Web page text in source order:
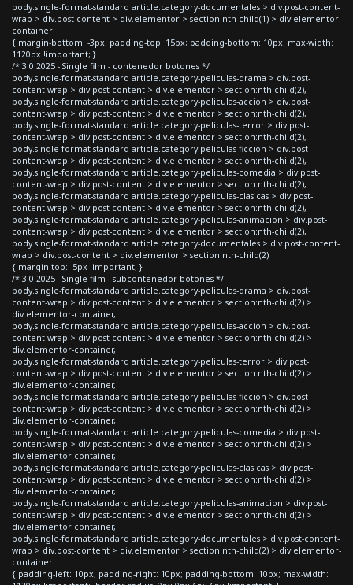
body.single-format-standard article.category-documentales > div.post-content-
wrap > div.post-content > div.elementor > section:nth-child(1) > div.elementor-
container
{ margin-bottom: -3px; padding-top: 15px; padding-bottom: 10px; max-width:
1120px !important; }
/* 3.0 2025 - Single film - contenedor botones */
body.single-format-standard article.category-peliculas-drama > div.post-
content-wrap > div.post-content > div.elementor > section:nth-child(2),
body.single-format-standard article.category-peliculas-accion > div.post-
content-wrap > div.post-content > div.elementor > section:nth-child(2),
body.single-format-standard article.category-peliculas-terror > div.post-
content-wrap > div.post-content > div.elementor > section:nth-child(2),
body.single-format-standard article.category-peliculas-ficcion > div.post-
content-wrap > div.post-content > div.elementor > section:nth-child(2),
body.single-format-standard article.category-peliculas-comedia > div.post-
content-wrap > div.post-content > div.elementor > section:nth-child(2),
body.single-format-standard article.category-peliculas-clasicas > div.post-
content-wrap > div.post-content > div.elementor > section:nth-child(2),
body.single-format-standard article.category-peliculas-animacion > div.post-
content-wrap > div.post-content > div.elementor > section:nth-child(2),
body.single-format-standard article.category-documentales > div.post-content-
wrap > div.post-content > div.elementor > section:nth-child(2)
{ margin-top: -5px !important; }
/* 3.0 2025 - Single film - subcontenedor botones */
body.single-format-standard article.category-peliculas-drama > div.post-
content-wrap > div.post-content > div.elementor > section:nth-child(2) >
div.elementor-container,
body.single-format-standard article.category-peliculas-accion > div.post-
content-wrap > div.post-content > div.elementor > section:nth-child(2) >
div.elementor-container,
body.single-format-standard article.category-peliculas-terror > div.post-
content-wrap > div.post-content > div.elementor > section:nth-child(2) >
div.elementor-container,
body.single-format-standard article.category-peliculas-ficcion > div.post-
content-wrap > div.post-content > div.elementor > section:nth-child(2) >
div.elementor-container,
body.single-format-standard article.category-peliculas-comedia > div.post-
content-wrap > div.post-content > div.elementor > section:nth-child(2) >
div.elementor-container,
body.single-format-standard article.category-peliculas-clasicas > div.post-
content-wrap > div.post-content > div.elementor > section:nth-child(2) >
div.elementor-container,
body.single-format-standard article.category-peliculas-animacion > div.post-
content-wrap > div.post-content > div.elementor > section:nth-child(2) >
div.elementor-container,
body.single-format-standard article.category-documentales > div.post-content-
wrap > div.post-content > div.elementor > section:nth-child(2) > div.elementor-
container
{ padding-left: 10px; padding-right: 10px; padding-bottom: 10px; max-width: